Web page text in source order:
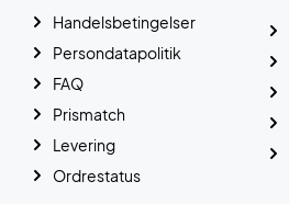
Handelsbetingelser
Persondatapolitik
FAQ
Prismatch
Levering
Ordrestatus